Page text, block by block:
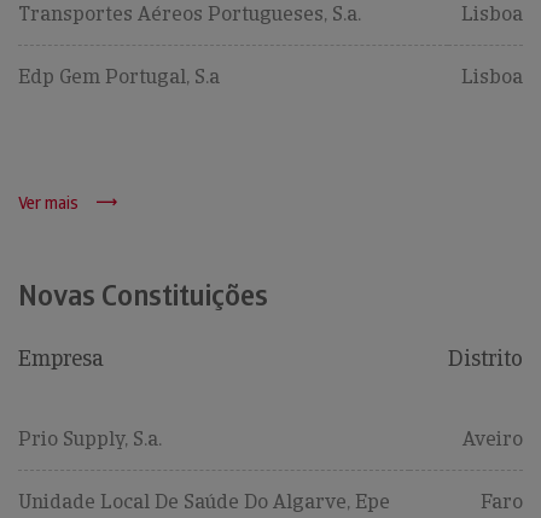
Transportes Aéreos Portugueses, S.a. Lisboa
Edp Gem Portugal, S.a Lisboa
Ver mais
Novas Constituições
Empresa Distrito
Prio Supply, S.a. Aveiro
Unidade Local De Saúde Do Algarve, Epe Faro